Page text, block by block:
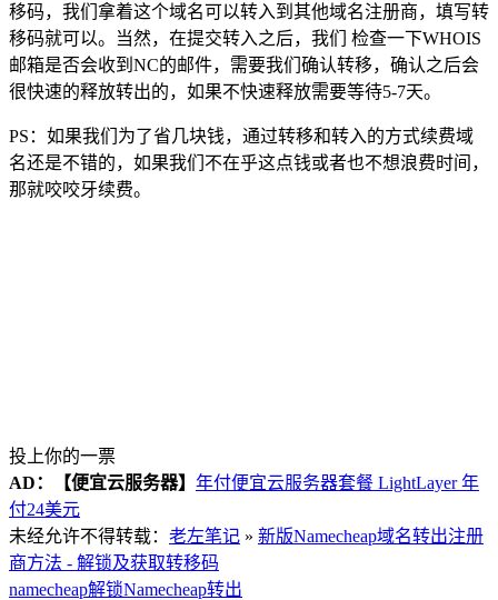
移码，我们拿着这个域名可以转入到其他域名注册商，填写转
移码就可以。当然，在提交转入之后，我们 检查一下WHOIS
邮箱是否会收到NC的邮件，需要我们确认转移，确认之后会
很快速的释放转出的，如果不快速释放需要等待5-7天。
PS：如果我们为了省几块钱，通过转移和转入的方式续费域
名还是不错的，如果我们不在乎这点钱或者也不想浪费时间，
那就咬咬牙续费。
投上你的一票
AD：
【便宜云服务器】 年付便宜云服务器套餐 LightLayer 年
付24美元
未经允许不得转载： 老左笔记 » 新版Namecheap域名转出注册
商方法 - 解锁及获取转移码
namecheap解锁Namecheap转出